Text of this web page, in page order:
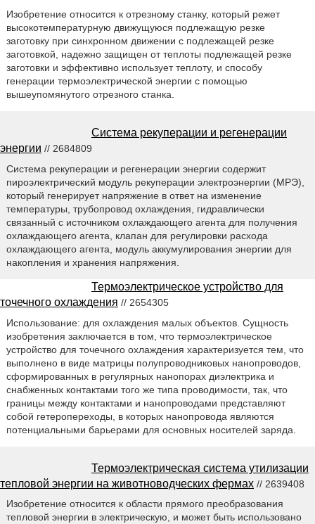
Изобретение относится к отрезному станку, который режет
высокотемпературную движущуюся подлежащую резке
заготовку при синхронном движении с подлежащей резке
заготовкой, надежно защищен от теплоты подлежащей резке
заготовки и эффективно использует теплоту, и способу
генерации термоэлектрической энергии с помощью
вышеупомянутого отрезного станка.
Система рекуперации и регенерации
энергии // 2684809
Система рекуперации и регенерации энергии содержит
пироэлектрический модуль рекуперации электроэнергии (МРЭ),
который генерирует напряжение в ответ на изменение
температуры, трубопровод охлаждения, гидравлически
связанный с источником охлаждающего агента для получения
охлаждающего агента, клапан для регулировки расхода
охлаждающего агента, модуль аккумулирования энергии для
накопления и хранения напряжения.
Термоэлектрическое устройство для
точечного охлаждения // 2654305
Использование: для охлаждения малых объектов. Сущность
изобретения заключается в том, что термоэлектрическое
устройство для точечного охлаждения характеризуется тем, что
выполнено в виде матрицы полупроводниковых нанопроводов,
сформированных в регулярных нанопорах диэлектрика и
снабженных контактами того же типа проводимости, так, что
границы между контактами и нанопроводами представляют
собой гетеропереходы, в которых нанопровода являются
потенциальными барьерами для основных носителей заряда.
Термоэлектрическая система утилизации
тепловой энергии на животноводческих фермах // 2639408
Изобретение относится к области прямого преобразования
тепловой энергии в электрическую, и может быть использовано